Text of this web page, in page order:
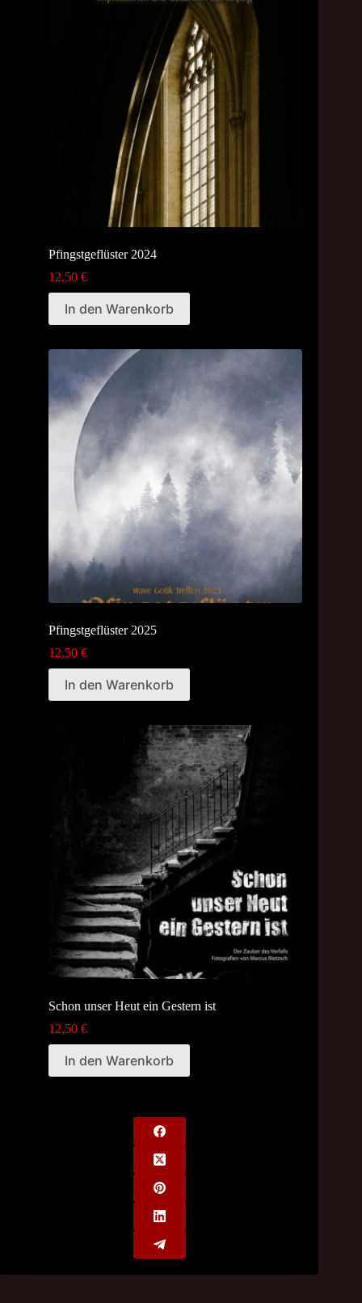
Pfingstgeflüster 2024
12,50 €
In den Warenkorb
Pfingstgeflüster 2025
12,50 €
In den Warenkorb
Schon unser Heut ein Gestern ist
12,50 €
In den Warenkorb